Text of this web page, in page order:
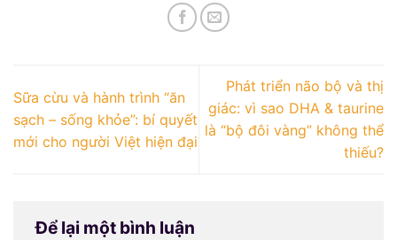
Sữa cừu và hành trình “ăn
sạch – sống khỏe”: bí quyết
mới cho người Việt hiện đại
Phát triển não bộ và thị
giác: vì sao DHA & taurine
là “bộ đôi vàng” không thể
thiếu?
Để lại một bình luận